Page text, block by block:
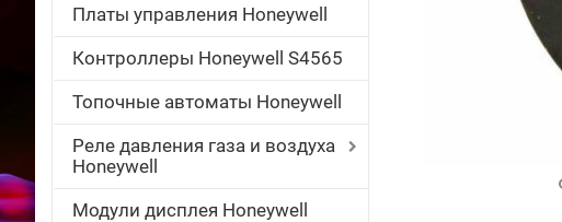
Платы управления Honeywell
Контроллеры Honeywell S4565
Топочные автоматы Honeywell
Реле давления газа и воздуха
Honeywell
Модули дисплея Honeywell